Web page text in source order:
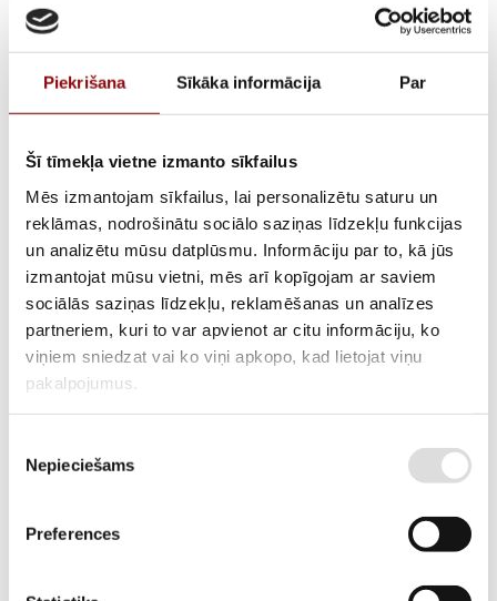
Piekrišana Sīkāka informācija Par
Šī tīmekļa vietne izmanto sīkfailus
Mēs izmantojam sīkfailus, lai personalizētu saturu un
reklāmas, nodrošinātu sociālo saziņas līdzekļu funkcijas
un analizētu mūsu datplūsmu. Informāciju par to, kā jūs
izmantojat mūsu vietni, mēs arī kopīgojam ar saviem
sociālās saziņas līdzekļu, reklamēšanas un analīzes
partneriem, kuri to var apvienot ar citu informāciju, ko
viņiem sniedzat vai ko viņi apkopo, kad lietojat viņu
pakalpojumus.
izvēle
Nepieciešams
Preferences
TEMPERATURE INPUTS
MODULE FOR DIRIS A30
ATLIKUMS
RAŽOTĀJA KODS 48250206
APRAKSTS